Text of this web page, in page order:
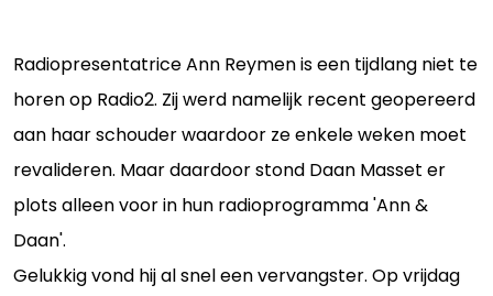
Radiopresentatrice Ann Reymen is een tijdlang niet te
horen op Radio2. Zij werd namelijk recent geopereerd
aan haar schouder waardoor ze enkele weken moet
revalideren. Maar daardoor stond Daan Masset er
plots alleen voor in hun radioprogramma 'Ann &
Daan'.
Gelukkig vond hij al snel een vervangster. Op vrijdag